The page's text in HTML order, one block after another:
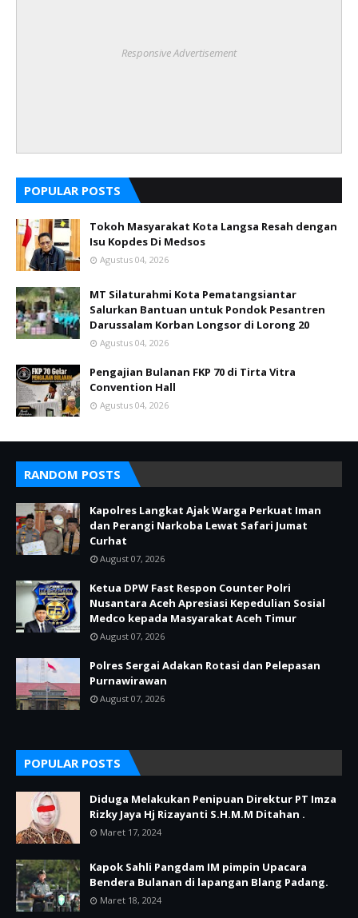
Responsive Advertisement
POPULAR POSTS
Tokoh Masyarakat Kota Langsa Resah dengan
Isu Kopdes Di Medsos
Agustus 04, 2026
MT Silaturahmi Kota Pematangsiantar
Salurkan Bantuan untuk Pondok Pesantren
Darussalam Korban Longsor di Lorong 20
Agustus 04, 2026
Pengajian Bulanan FKP 70 di Tirta Vitra
Convention Hall
Agustus 04, 2026
RANDOM POSTS
Kapolres Langkat Ajak Warga Perkuat Iman
dan Perangi Narkoba Lewat Safari Jumat
Curhat
August 07, 2026
Ketua DPW Fast Respon Counter Polri
Nusantara Aceh Apresiasi Kepedulian Sosial
Medco kepada Masyarakat Aceh Timur
August 07, 2026
Polres Sergai Adakan Rotasi dan Pelepasan
Purnawirawan
August 07, 2026
POPULAR POSTS
Diduga Melakukan Penipuan Direktur PT Imza
Rizky Jaya Hj Rizayanti S.H.M.M Ditahan .
Maret 17, 2024
Kapok Sahli Pangdam IM pimpin Upacara
Bendera Bulanan di lapangan Blang Padang.
Maret 18, 2024